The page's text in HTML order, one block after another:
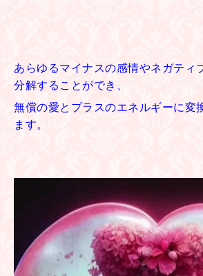
あらゆるマイナスの感情やネガティ
分解することができ、
無償の愛とプラスのエネルギーに変
ます。